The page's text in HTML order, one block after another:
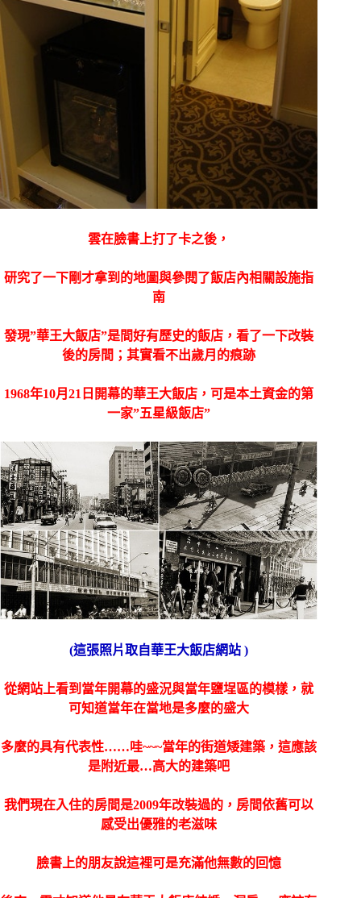
雲在臉書上打了卡之後，
研究了一下剛才拿到的地圖與參閱了飯店內相關設施指
南
發現”華王大飯店”是間好有歷史的飯店，看了一下改裝
後的房間；其實看不出歲月的痕跡
1968年10月21日開幕的華王大飯店，可是本土資金的第
一家”五星級飯店”
(這張照片取自華王大飯店網站 )
從網站上看到當年開幕的盛況與當年鹽埕區的模樣，就
可知道當年在當地是多麼的盛大
多麼的具有代表性……哇~~~當年的街道矮建築，這應該
是附近最…高大的建築吧
我們現在入住的房間是2009年改裝過的，房間依舊可以
感受出優雅的老滋味
臉書上的朋友說這裡可是充滿他無數的回憶